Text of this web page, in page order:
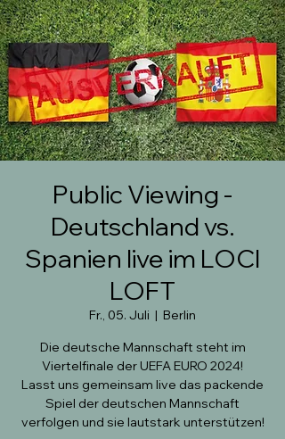
Public Viewing -
Deutschland vs.
Spanien live im LOCI
LOFT
Fr., 05. Juli
  |
Berlin
Die deutsche Mannschaft steht im
Viertelfinale der UEFA EURO 2024!
Lasst uns gemeinsam live das packende
Spiel der deutschen Mannschaft
verfolgen und sie lautstark unterstützen!